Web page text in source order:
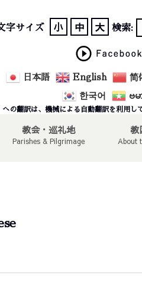
字サイズ 小 中 大 検索:
日本語 English 简
한국어 ဗမ
への翻訳は、機械による自動翻訳を利用し
教会・巡礼地
Parishes & Pilgrimage
教
About